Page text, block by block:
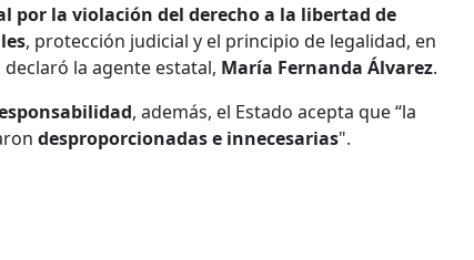
por la violación del derecho a la libertad de
, protección judicial y el principio de legalidad, en
la agente estatal, María Fernanda Álvarez.
, además, el Estado acepta que “la
desproporcionadas e innecesarias".